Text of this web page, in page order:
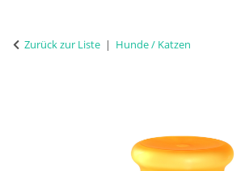
Zurück zur Liste Hunde / Katzen